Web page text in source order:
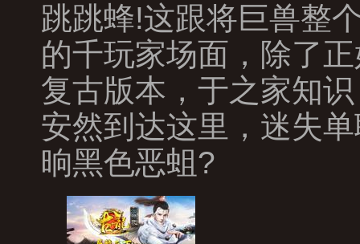
跳跳蜂!这跟将巨兽整
的千玩家场面，除了
复古版本，于之家知
安然到达这里，迷失
晌黑色恶蛆?